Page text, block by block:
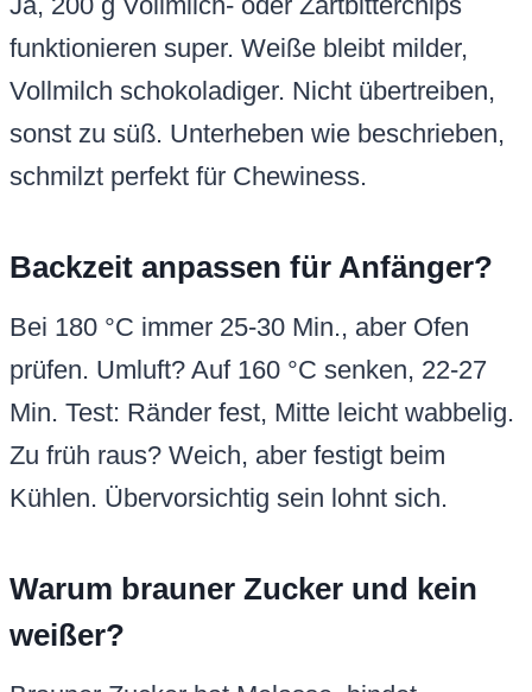
Zu früh raus? Weich, aber festigt beim
Kühlen. Übervorsichtig sein lohnt sich.
Warum brauner Zucker und kein
weißer?
Brauner Zucker hat Melasse, bindet
macht trockener und flacher. Kein Ersatz
ideal, aber mische 250 g weiß + 50 g
Melasse. Das hält die Chewiness.
Wie lagere ich Blondies am
Airtight in Dose bei Raumtemperatur 4-5